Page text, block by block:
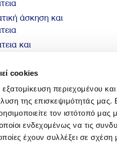
cookies
περιεχομένου
της επισκεψιμότητάς
τον ιστότοπό
ενδεχομένως να τις
έχουν συλλέξει σε
άσκηση και
και
στοιχεία για
© 2026 Sani Sensitive. All